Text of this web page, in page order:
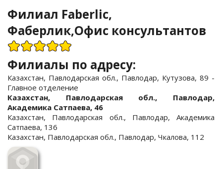
Филиал Faberlic,
Фаберлик,Офис консультантов
Филиалы по адресу:
Казахстан, Павлодарская обл., Павлодар, Кутузова, 89 -
Главное отделение
Казахстан, Павлодарская обл., Павлодар,
Академика Сатпаева, 46
Казахстан, Павлодарская обл., Павлодар, Академика
Сатпаева, 136
Казахстан, Павлодарская обл., Павлодар, Чкалова, 112